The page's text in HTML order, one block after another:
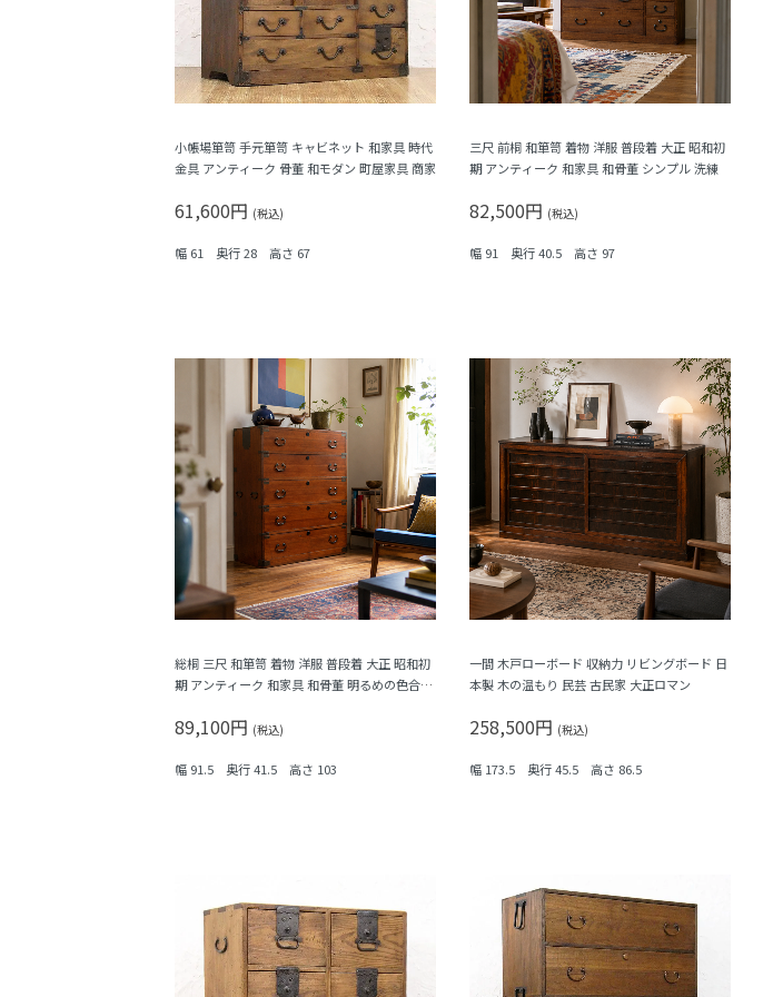
小帳場箪笥 手元箪笥 キャビネット 和家具 時代
金具 アンティーク 骨董 和モダン 町屋家具 商家
61,600円 (税込)
幅 61 奥行 28 高さ 67
三尺 前桐 和箪笥 着物 洋服 普段着 大正 昭和初
期 アンティーク 和家具 和骨董 シンプル 洗練
82,500円 (税込)
幅 91 奥行 40.5 高さ 97
総桐 三尺 和箪笥 着物 洋服 普段着 大正 昭和初
期 アンティーク 和家具 和骨董 明るめの色合い
89,100円 (税込)
幅 91.5 奥行 41.5 高さ 103
一間 木戸ローボード 収納力 リビングボード 日
本製 木の温もり 民芸 古民家 大正ロマン
258,500円 (税込)
幅 173.5 奥行 45.5 高さ 86.5